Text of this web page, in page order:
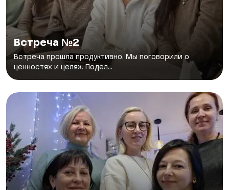
Встреча №2
Встреча прошла продуктивно. Мы поговорили о
ценностях и целях. Подел...